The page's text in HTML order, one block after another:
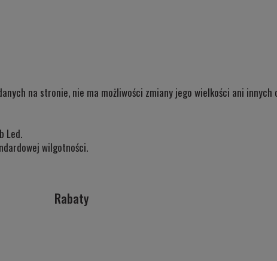
na stronie, nie ma możliwości zmiany jego wielkości ani innych
Led.
wilgotności.
Rabaty